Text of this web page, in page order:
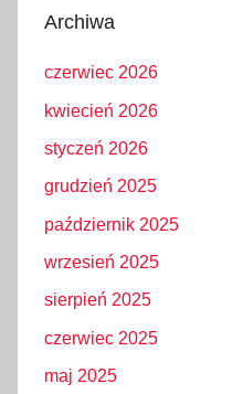
Archiwa
czerwiec 2026
kwiecień 2026
styczeń 2026
grudzień 2025
październik 2025
wrzesień 2025
sierpień 2025
czerwiec 2025
maj 2025